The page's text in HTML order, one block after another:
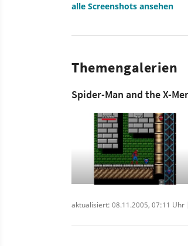
alle Screenshots ansehen
Themengalerien
Spider-Man and the X-
aktualisiert: 08.11.2005, 07:11 Uhr